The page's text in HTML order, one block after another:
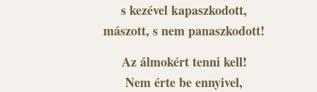
s kezével kapaszkodott,
mászott, s nem panaszkodott!
Az álmokért tenni kell!
Nem érte be ennyivel,